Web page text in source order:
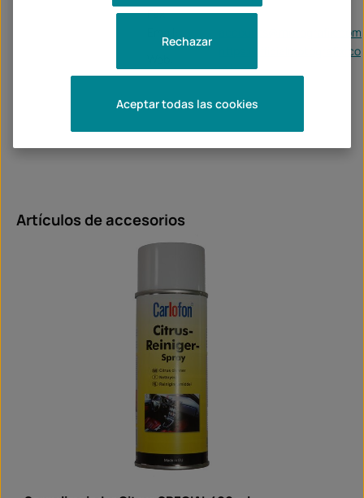
Fax:
-
accounts@motografix.com
https://officialmotografix.co
m/
Omitir la galería de productos
Artículos de accesorios
Rechazar
Aceptar todas las cookies